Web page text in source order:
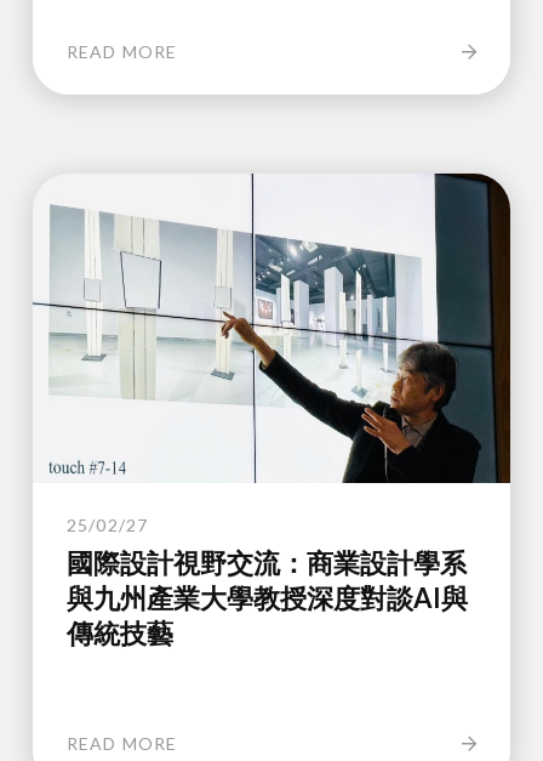
READ MORE
25/02/27
國際設計視野交流：商業設計學系
與九州產業大學教授深度對談AI與
傳統技藝
READ MORE